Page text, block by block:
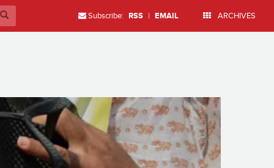
Subscribe: RSS | EMAIL ARCHIVES